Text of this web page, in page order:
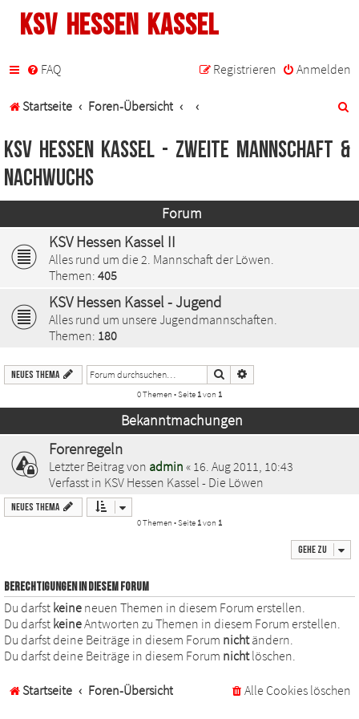
KSV Hessen Kassel
FAQ Anmelden
Registrieren
Startseite Foren-Übersicht
KSV Hessen Kassel - Zweite Mannschaft &
Nachwuchs
Forum
KSV Hessen Kassel II
Alles rund um die 2. Mannschaft der Löwen.
Themen: 405
KSV Hessen Kassel - Jugend
Alles rund um unsere Jugendmannschaften.
Themen: 180
Neues Thema Suche
0 Themen • Seite 1von 1
Bekanntmachungen
Forenregeln
Letzter Beitrag von admin « 16. Aug 2011, 10:43
Verfasst in KSV Hessen Kassel - Die Löwen
Neues Thema
0 Themen • Seite 1von 1
Gehe zu
BERECHTIGUNGEN IN DIESEM FORUM
Du darfst keine neuen Themen in diesem Forum erstellen.
Du darfst keineAntworten zu Themen in diesem Forum erstellen.
Du darfst deine Beiträge in diesem Forum nichtändern.
Du darfst deine Beiträge in diesem Forum nichtlöschen.
Startseite Foren-Übersicht Alle Cookies löschen